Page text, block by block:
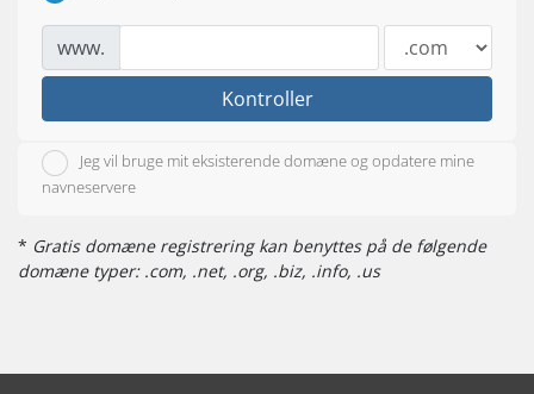
www.
Kontroller
Jeg vil bruge mit eksisterende domæne og opdatere mine
navneservere
* Gratis domæne registrering kan benyttes på de følgende
domæne typer: .com, .net, .org, .biz, .info, .us